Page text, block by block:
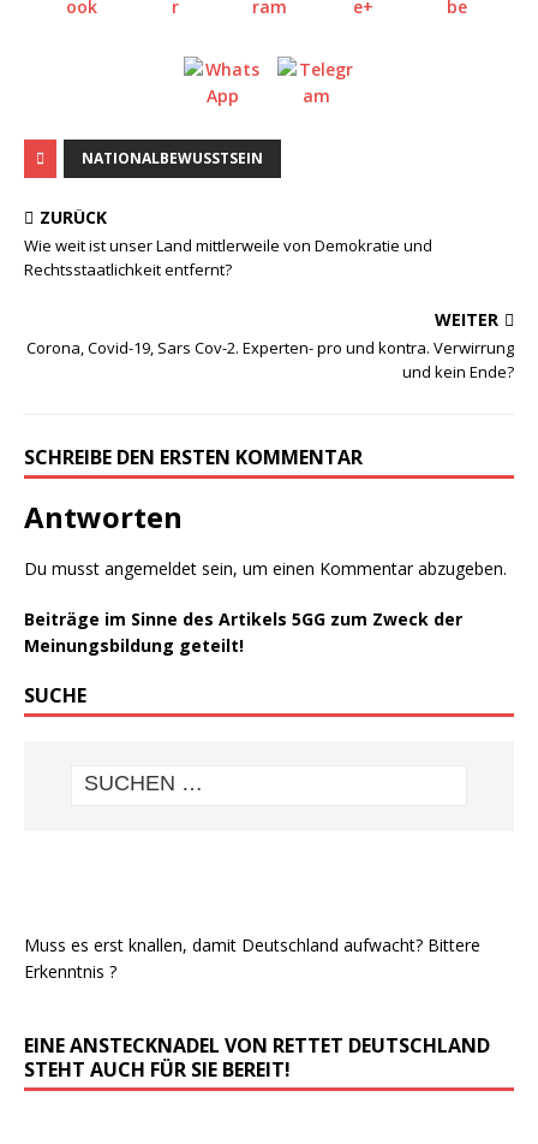
NATIONALBEWUSSTSEIN
ZURÜCK
Wie weit ist unser Land mittlerweile von Demokratie und
Rechtsstaatlichkeit entfernt?
WEITER
Corona, Covid-19, Sars Cov-2. Experten- pro und kontra. Verwirrung
und kein Ende?
SCHREIBE DEN ERSTEN KOMMENTAR
Antworten
Du musst angemeldet sein, um einen Kommentar abzugeben.
Beiträge im Sinne des Artikels 5GG zum Zweck der
Meinungsbildung geteilt!
SUCHE
Muss es erst knallen, damit Deutschland aufwacht? Bittere
Erkenntnis ?
EINE ANSTECKNADEL VON RETTET DEUTSCHLAND
STEHT AUCH FÜR SIE BEREIT!